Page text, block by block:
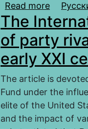
Read more about
The
of party
early XXI
The article is
Fund under the
elite of the United
and the impact of